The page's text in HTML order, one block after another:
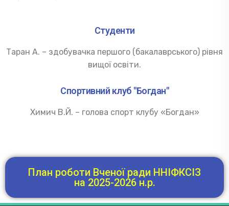
Студенти
Таран А. – здобувачка першого (бакалаврського) рівня
вищої освіти.
Спортивний клуб "Богдан"
Химич В.Й. – голова спорт клубу «Богдан»
План роботи Вченої ради ННІФКСІЗ
на 2025-2026 н.р.